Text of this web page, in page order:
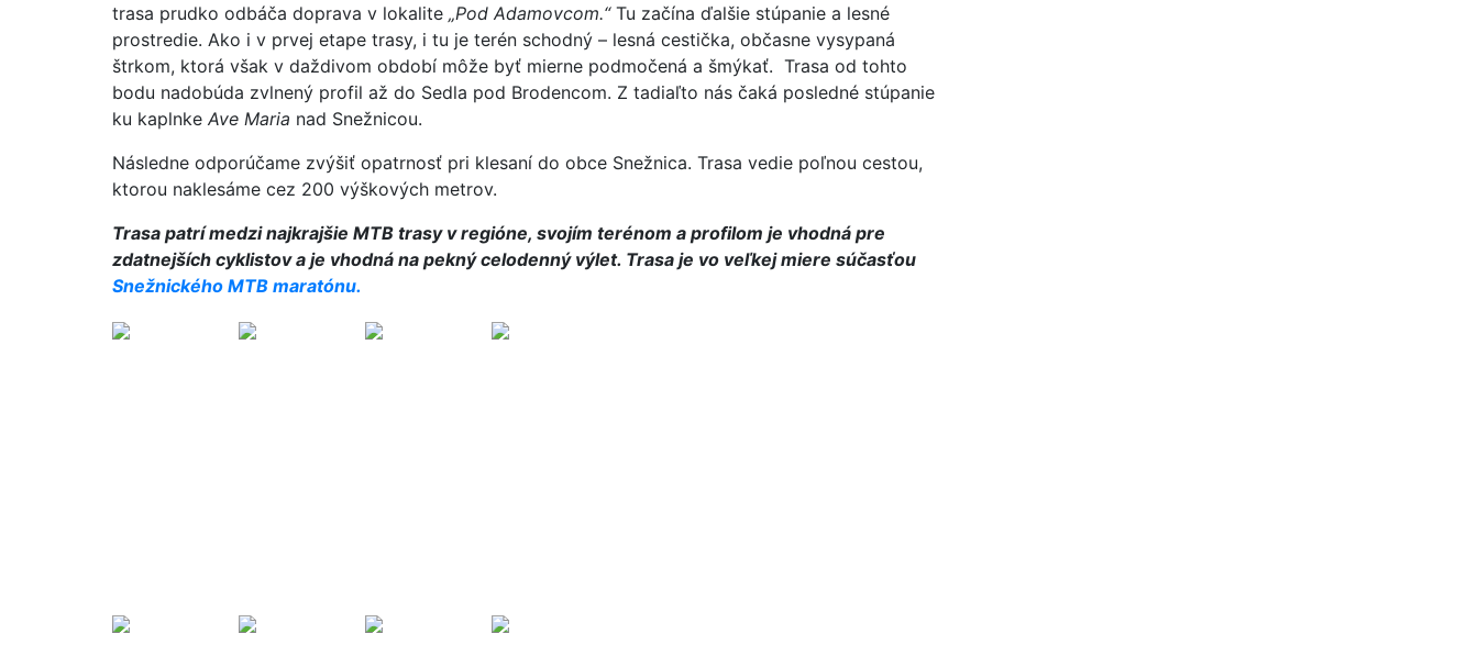
trasa prudko odbáča doprava v lokalite „Pod Adamovcom.“Tu začína ďalšie stúpanie a lesné
prostredie. Ako i v prvej etape trasy, i tu je terén schodný – lesná cestička, občasne vysypaná
štrkom, ktorá však v daždivom období môže byť mierne podmočená a šmýkať. Trasa od tohto
bodu nadobúda zvlnený profil až do Sedla pod Brodencom. Z tadiaľto nás čaká posledné stúpanie
ku kaplnke Ave Maria nad Snežnicou.
Následne odporúčame zvýšiť opatrnosť pri klesaní do obce Snežnica. Trasa vedie poľnou cestou,
ktorou naklesáme cez 200 výškových metrov.
Trasa patrí medzi najkrajšie MTB trasy v regióne, svojím terénom a profilom je vhodná pre
zdatnejších cyklistov a je vhodná na pekný celodenný výlet. Trasa je vo veľkej miere súčasťou
Snežnického MTB maratónu.